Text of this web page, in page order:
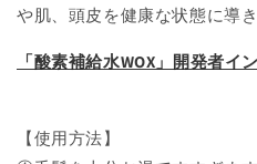
ル
数
減
ル
数
や肌、頭皮を健康な状態に導き
「酸素補給水WOX」開発者イ
【使用方法】